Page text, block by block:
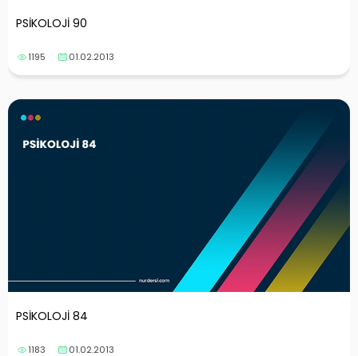
PSİKOLOJİ 90
1195 01.02.2013
PSİKOLOJİ 84
1183 01.02.2013